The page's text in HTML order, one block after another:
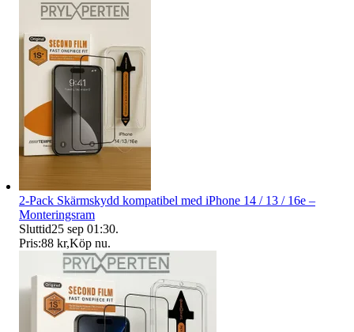
2-Pack Skärmskydd kompatibel med iPhone 14 / 13 / 16e –
Monteringsram
Sluttid25 sep 01:30.
Pris:88 kr,Köp nu.